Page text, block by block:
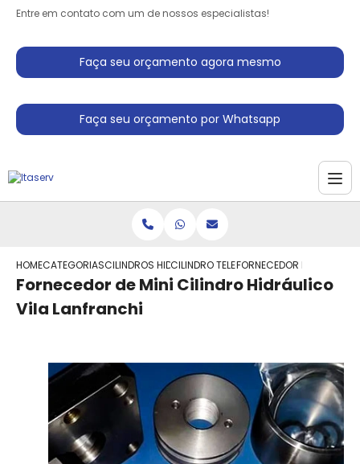
Entre em contato com um de nossos especialistas!
Faça seu orçamento agora mesmo
Faça seu orçamento por Whatsapp
HOMECATEGORIASCILINDROS HIDRAULICOCILINDRO TELESCOPICO HIDRAULICO
FORNECEDOR DE MINI
Fornecedor de Mini Cilindro Hidráulico
Vila Lanfranchi